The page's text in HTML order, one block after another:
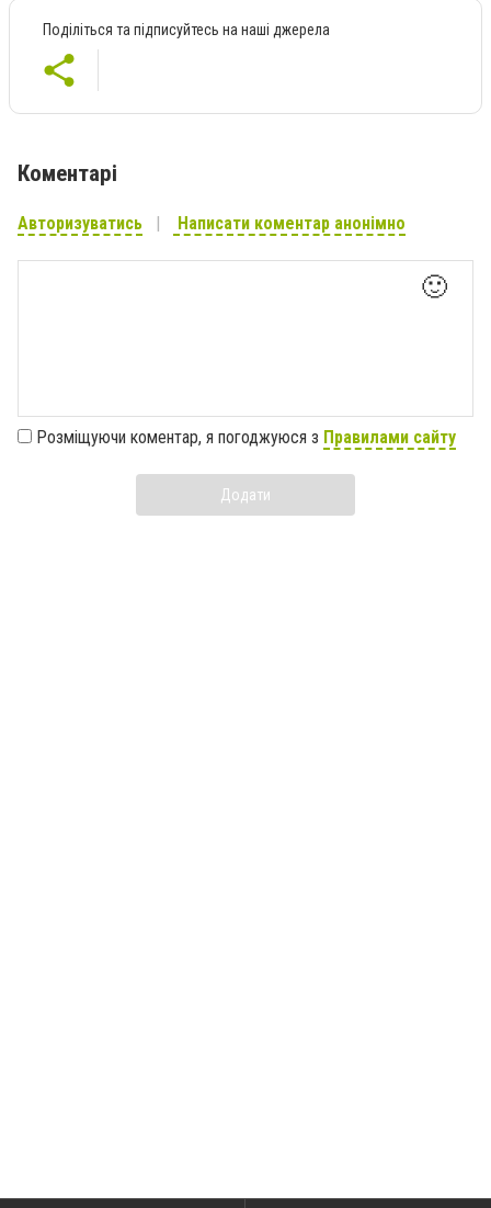
Поділіться та підписуйтесь на наші джерела
Коментарі
Авторизуватись Написати коментар анонімно
🙂
Розміщуючи коментар, я погоджуюся з Правилами сайту
Додати